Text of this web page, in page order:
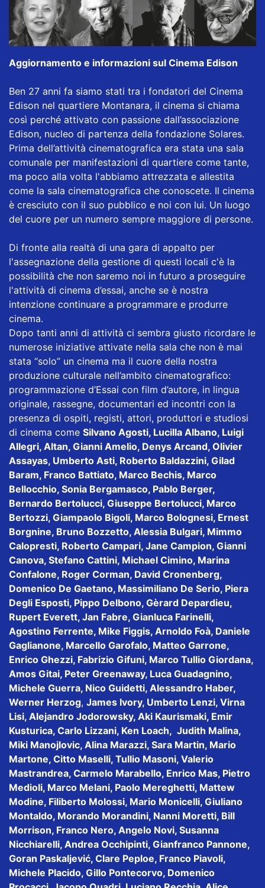
Aggiornamento e informazioni sul Cinema Edison
Ben 27 anni fa siamo stati tra i fondatori del Cinema
Edison nel quartiere Montanara, il cinema si chiama
così perché attivato con passione dall’associazione
Edison, nucleo di partenza della fondazione Solares.
Prima dell’attività cinematografica era stata una sala
comunale per manifestazioni di quartiere come tante,
ma poco alla volta l'abbiamo attrezzata e allestita
come la sala cinematografica che conoscete. Il cinema
è cresciuto con il suo pubblico e noi con lui. Un luogo
del cuore per un numero sempre maggiore di persone.
Di fronte alla realtà di una gara di appalto per
l'assegnazione della gestione di questi locali c'è la
possibilità che non saremo noi in futuro a proseguire
l'attività di cinema d’essai, anche se è nostra
intenzione continuare a programmare e produrre
cinema.
Dopo tanti anni di attività ci sembra giusto ricordare le
numerose iniziative attivate nella sala che non è mai
stata “solo” un cinema ma il cuore della nostra
produzione culturale nell’ambito cinematografico:
programmazione d’Essai con film d’autore, in lingua
originale, rassegne, documentari ed incontri con la
presenza di ospiti, registi, attori, produttori e studiosi
di cinema come Silvano Agosti, Lucilla Albano, Luigi
Allegri, Altan, Gianni Amelio, Denys Arcand, Olivier
Assayas, Umberto Asti, Roberto Baldazzini, Gilad
Baram, Franco Battiato, Marco Bechis, Marco
Bellocchio, Sonia Bergamasco, Pablo Berger,
Bernardo Bertolucci, Giuseppe Bertolucci, Marco
Bertozzi, Giampaolo Bigoli, Marco Bolognesi, Ernest
Borgnine, Bruno Bozzetto, Alessia Bulgari, Mimmo
Calopresti, Roberto Campari, Jane Campion, Gianni
Canova, Stefano Cattini, Michael Cimino, Marina
Confalone, Roger Corman, David Cronenberg,
Domenico De Gaetano, Massimiliano De Serio, Piera
Degli Esposti, Pippo Delbono, Gèrard Depardieu,
Rupert Everett, Jan Fabre, Gianluca Farinelli,
Agostino Ferrente, Mike Figgis, Arnoldo Foà, Daniele
Gaglianone, Marcello Garofalo, Matteo Garrone,
Enrico Ghezzi, Fabrizio Gifuni, Marco Tullio Giordana,
Amos Gitai, Peter Greenaway, Luca Guadagnino,
Michele Guerra, Nico Guidetti, Alessandro Haber,
Werner Herzog, James Ivory, Umberto Lenzi, Virna
Lisi, Alejandro Jodorowsky, Aki Kaurismaki, Emir
Kusturica, Carlo Lizzani, Ken Loach, Judith Malina,
Miki Manojlovic, Alina Marazzi, Sara Martin, Mario
Martone, Citto Maselli, Tullio Masoni, Valerio
Mastrandrea, Carmelo Marabello, Enrico Mas, Pietro
Medioli, Marco Melani, Paolo Mereghetti, Mattew
Modine, Filiberto Molossi, Mario Monicelli, Giuliano
Montaldo, Morando Morandini, Nanni Moretti, Bill
Morrison, Franco Nero, Angelo Novi, Susanna
Nicchiarelli, Andrea Occhipinti, Gianfranco Pannone,
Goran Paskaljević, Clare Peploe, Franco Piavoli,
Michele Placido, Gillo Pontecorvo, Domenico